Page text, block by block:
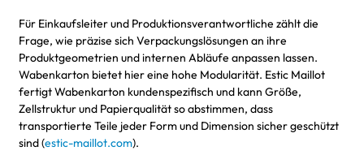
Für Einkaufsleiter und Produktionsverantwortliche zählt die
Frage, wie präzise sich Verpackungslösungen an ihre
Produktgeometrien und internen Abläufe anpassen lassen.
Wabenkarton bietet hier eine hohe Modularität. Estic Maillot
fertigt Wabenkarton kundenspezifisch und kann Größe,
Zellstruktur und Papierqualität so abstimmen, dass
transportierte Teile jeder Form und Dimension sicher geschützt
sind (estic-maillot.com).